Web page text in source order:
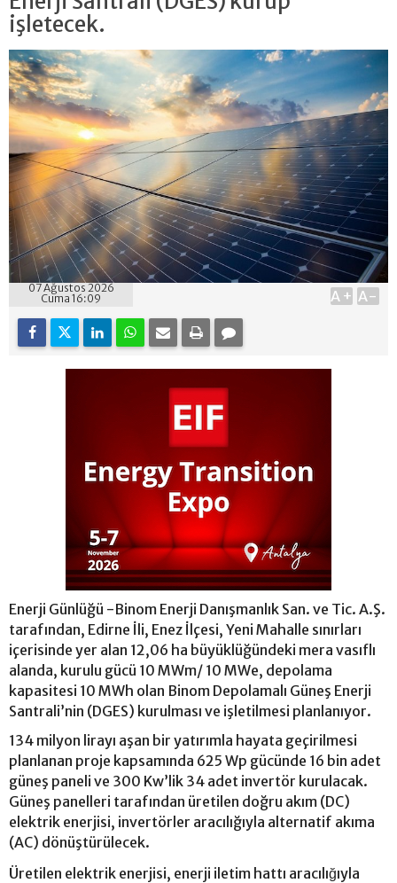
işletecek.
07 Ağustos 2026
Cuma 16:09
A+ A-
Enerji Günlüğü -Binom Enerji Danışmanlık San. ve Tic. A.Ş.
tarafından, Edirne İli, Enez İlçesi, Yeni Mahalle sınırları
içerisinde yer alan 12,06 ha büyüklüğündeki mera vasıflı
alanda, kurulu gücü 10 MWm/ 10 MWe, depolama
kapasitesi 10 MWh olan Binom Depolamalı Güneş Enerji
Santrali’nin (DGES) kurulması ve işletilmesi planlanıyor.
134 milyon lirayı aşan bir yatırımla hayata geçirilmesi
planlanan proje kapsamında 625 Wp gücünde 16 bin adet
güneş paneli ve 300 Kw’lik 34 adet invertör kurulacak.
Güneş panelleri tarafından üretilen doğru akım (DC)
elektrik enerjisi, invertörler aracılığıyla alternatif akıma
(AC) dönüştürülecek.
Üretilen elektrik enerjisi, enerji iletim hattı aracılığıyla